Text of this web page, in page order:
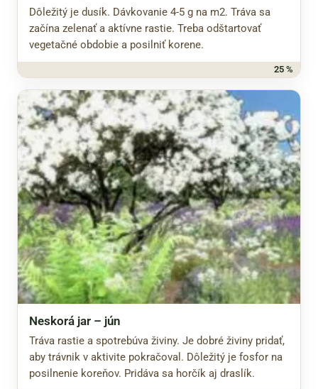
Dôležitý je dusík. Dávkovanie 4-5 g na m2. Tráva sa
začína zelenať a aktívne rastie. Treba odštartovať
vegetačné obdobie a posilniť korene.
25 %
Neskorá jar – jún
Tráva rastie a spotrebúva živiny. Je dobré živiny pridať,
aby trávnik v aktivite pokračoval. Dôležitý je fosfor na
posilnenie koreňov. Pridáva sa horčík aj draslík.